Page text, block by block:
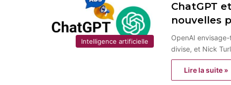
Intelligence artificielle
ChatGPT
nouvelles
OpenAI
divise, et Nick
Lire la suite »